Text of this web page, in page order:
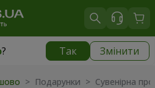
? Так Змінити
|
> Подарунки > Сувенірна